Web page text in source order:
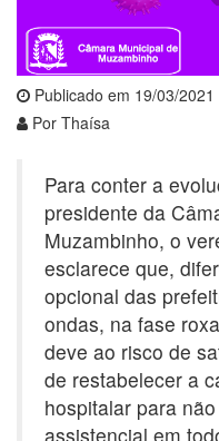
Publicado em 19/03/2021
Por Thaísa
Para conter a
presidente da
Muzambinho, o
esclarece que,
opcional das
ondas, na fase
deve ao risco de
de restabelecer a
hospitalar para
assistencial em